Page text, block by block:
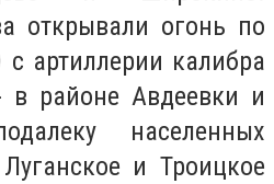
открывали огонь по
артиллерии калибра
в районе Авдеевки и
населенных
и Троицкое